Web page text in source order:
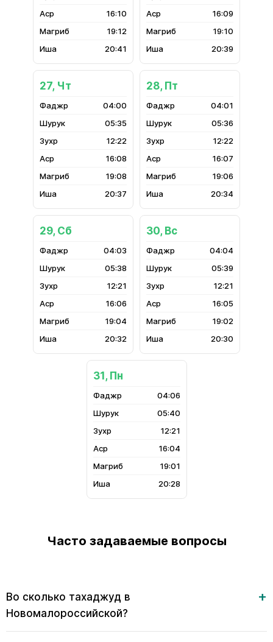
16:10
19:12
20:41
16:09
19:10
20:39
27, Чт
04:00
05:35
12:22
16:08
19:08
20:37
28, Пт
04:01
05:36
12:22
16:07
19:06
20:34
29, Сб
04:03
05:38
12:21
16:06
19:04
20:32
30, Вс
04:04
05:39
12:21
16:05
19:02
20:30
31, Пн
04:06
05:40
12:21
16:04
19:01
20:28
Часто задаваемые вопросы
Во сколько тахаджуд в
Новомалороссийской?